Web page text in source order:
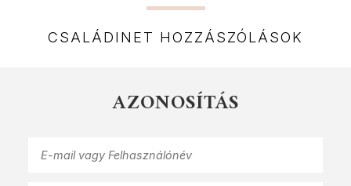
CSALÁDINET HOZZÁSZÓLÁSOK
AZONOSÍTÁS